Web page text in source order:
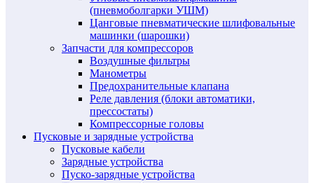
(пневмоболгарки УШМ)
Цанговые пневматические шлифовальные
машинки (шарошки)
Запчасти для компрессоров
Воздушные фильтры
Манометры
Предохранительные клапана
Реле давления (блоки автоматики,
прессостаты)
Компрессорные головы
Пусковые и зарядные устройства
Пусковые кабели
Зарядные устройства
Пуско-зарядные устройства